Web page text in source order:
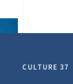
CULTURE 37